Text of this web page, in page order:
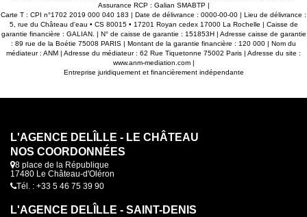
Assurance RCP : Galian SMABTP |
Carte T : CPI n°1702 2019 000 040 183 | Date de délivrance : 0000-00-00 | Lieu de délivrance :
5, rue du Château d'eau • CS 80015 • 17201 Royan cedex 17000 La Rochelle | Caisse de
garantie financière : GALIAN. | N° de caisse de garantie : 151853H | Adresse caisse de garantie
: 89 rue de la Boétie 75008 PARIS | Montant de la garantie financière : 120 000 | Nom du
médiateur : ANM | Adresse du médiateur : 62 Rue Tiquetonne 75002 Paris | Adresse du site :
www.anm-mediation.com|
Entreprise juridiquement et financièrement indépendante
L'AGENCE DELÎLLE - LE CHÂTEAU
NOS COORDONNÉES
8 place de la République
17480 Le Château-d'Oléron
Tél. : +33 5 46 75 39 90
L'AGENCE DELÎLLE - SAINT-DENIS